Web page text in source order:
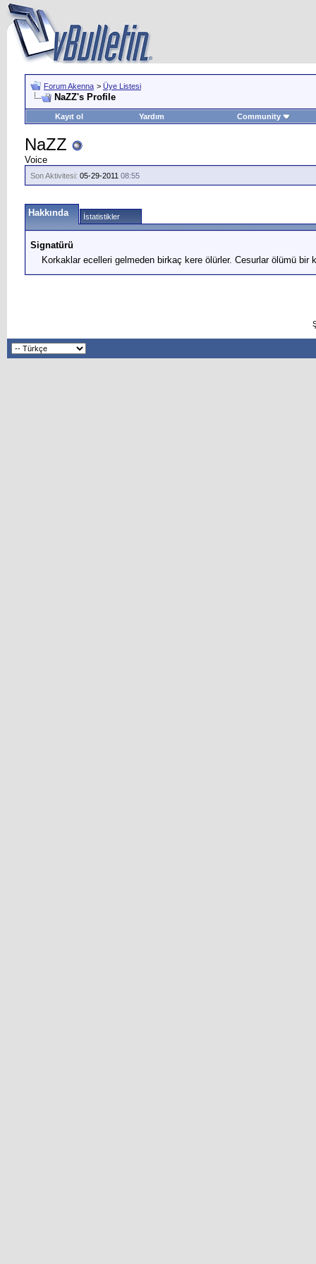
Forum Akenna > Üye Listesi
NaZZ's Profile
Kayıt ol Yardım Community
NaZZ
Voice
Son Aktivitesi: 05-29-2011 08:55
Hakkında İstatistikler
Signatürü
Korkaklar ecelleri gelmeden birkaç kere ölürler. Cesurlar ölümü bir